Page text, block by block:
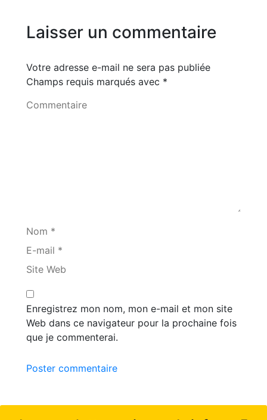
Laisser un commentaire
Votre adresse e-mail ne sera pas publiée
Champs requis marqués avec *
Commentaire
Nom *
E-mail *
Site Web
Enregistrez mon nom, mon e-mail et mon site
Web dans ce navigateur pour la prochaine fois
que je commenterai.
Poster commentaire